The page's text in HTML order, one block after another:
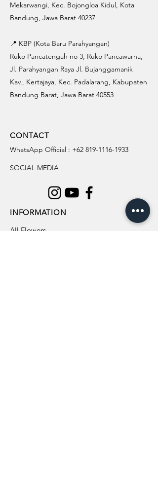
Mekarwangi, Kec. Bojongloa Kidul, Kota
Bandung, Jawa Barat 40237
📍 KBP (Kota Baru Parahyangan)
Ruko Pancatengah no 3, Ruko Pancawarna,
Jl. Parahyangan Raya Jl. Bujanggamanik
Kav., Kertajaya, Kec. Padalarang, Kabupaten
Bandung Barat, Jawa Barat 40553
CONTACT
WhatsApp Official : +62 819-1116-1933
SOCIAL MEDIA
INFORMATION
All Flowers